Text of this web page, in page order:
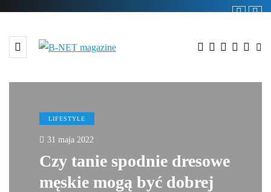
LIFESTYLE
31 maja 2022
Czy tanie spodnie dresowe
męskie mogą być dobrej